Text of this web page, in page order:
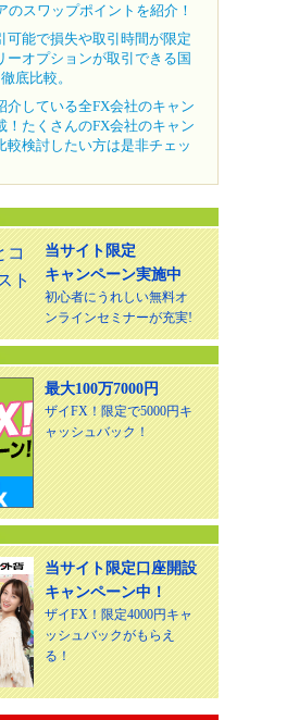
のスワップポイントを紹介！
可能で損失や取引時間が限定
ーオプションが取引できる国
底比較。
介している全FX会社のキャン
！たくさんのFX会社のキャン
較検討したい方は是非チェッ
当サイト限定
キャンペーン実施中
初心者にうれしい無料オ
ンラインセミナーが充実!
最大100万7000円
ザイFX！限定で5000円キ
ャッシュバック！
当サイト限定口座開設
キャンペーン中！
ザイFX！限定4000円キャ
ッシュバックがもらえ
る！